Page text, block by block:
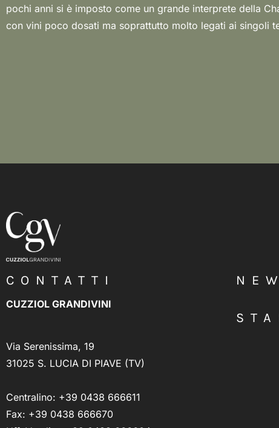
pochi anni si è imposto come un grande interprete della
con vini poco dosati ma soprattutto molto legati ai singoli
CONTATTI
CUZZIOL GRANDIVINI
Via Serenissima, 19
31025 S. LUCIA DI PIAVE (TV)
Centralino: +39 0438 666611
Fax: +39 0438 666670